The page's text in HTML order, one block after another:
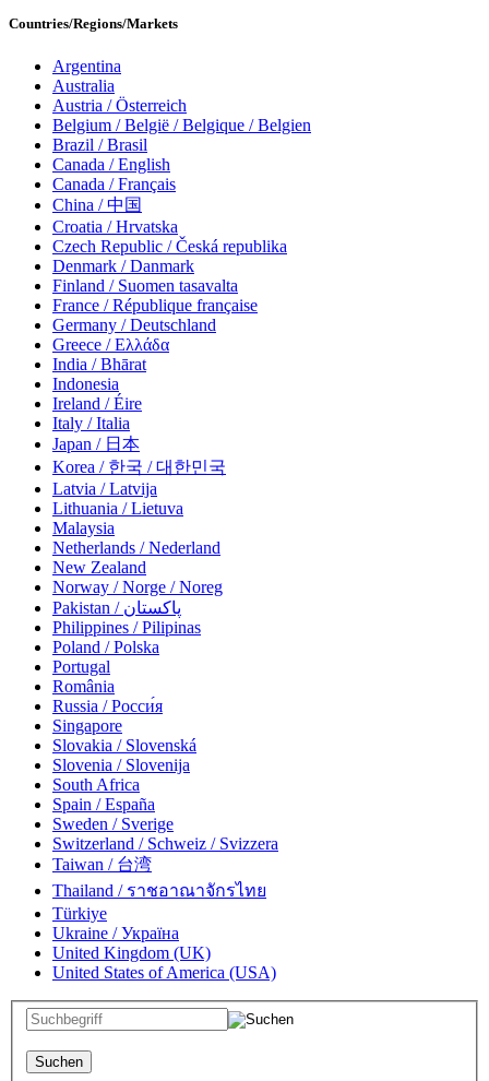
Countries/Regions/Markets
Argentina
Australia
Austria / Österreich
Belgium / België / Belgique / Belgien
Brazil / Brasil
Canada / English
Canada / Français
China / 中国
Croatia / Hrvatska
Czech Republic / Česká republika
Denmark / Danmark
Finland / Suomen tasavalta
France / République française
Germany / Deutschland
Greece / Ελλάδα
India / Bhārat
Indonesia
Ireland / Éire
Italy / Italia
Japan / 日本
Korea / 한국 / 대한민국
Latvia / Latvija
Lithuania / Lietuva
Malaysia
Netherlands / Nederland
New Zealand
Norway / Norge / Noreg
Pakistan / پاکستان
Philippines / Pilipinas
Poland / Polska
Portugal
România
Russia / Росси́я
Singapore
Slovakia / Slovenská
Slovenia / Slovenija
South Africa
Spain / España
Sweden / Sverige
Switzerland / Schweiz / Svizzera
Taiwan / 台湾
Thailand / ราชอาณาจักรไทย
Türkiye
Ukraine / Україна
United Kingdom (UK)
United States of America (USA)